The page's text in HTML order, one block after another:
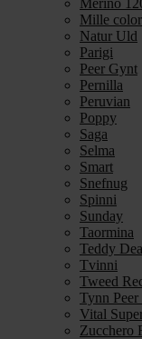
Merino
Mille
Natur Uld
Parigi
Peer Gynt
Pernilla
Peruvian
Poppy
Saga
Selma
Smart
Snefnug
Spinni
Sunday
Taormina
Teddy
Tvinni
Tweed
Tynn
Vital
Zucchero